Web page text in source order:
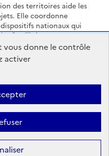
vous donne le contrôle
activer
des territoires aide les
Elle coordonne
nationaux qui
fragilisés.
Logo ANCT
Mentions légales
Politique
de ce site sont sous